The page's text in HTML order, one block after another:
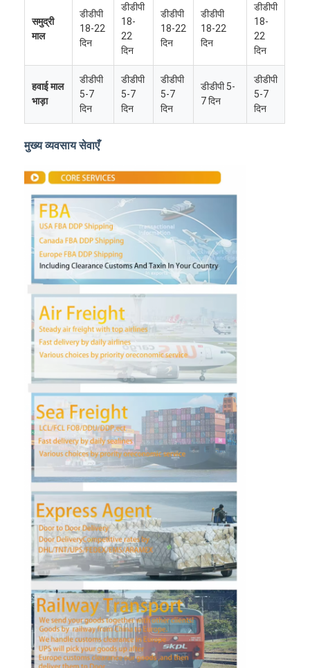
होम
उत्पाद
हमारे बारे में
गुणवत्ता नियंत्रण
हमसे संपर्क करें
समाचार
सभी मामलों
अब बात करें
इंटरनेशनल फ्रेट फॉरवर्ड
हवाई माल ढुलाई
समुद्री माल
समुद्री
माल
डीडीपी
18-22
दिन
डीडीपी
18-
22
दिन
डीडीपी
18-22
दिन
डीडीपी
18-22
दिन
डीडीपी
18-
22
दिन
हवाई माल
भाड़ा
डीडीपी
5-7
दिन
डीडीपी
5-7
दिन
डीडीपी
5-7
दिन
डीडीपी 5-
7 दिन
डीडीपी
5-7
दिन
मुख्य व्यवसाय सेवाएँ